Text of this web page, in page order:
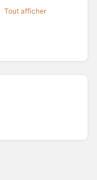
Tout afficher